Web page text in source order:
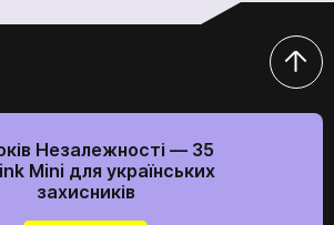
Незалежності — 35
Mini для українських
захисників